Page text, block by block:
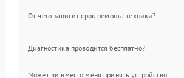
От чего зависит срок ремонта техники?
Диагностика проводится бесплатно?
Может ли вместо меня принять устройство